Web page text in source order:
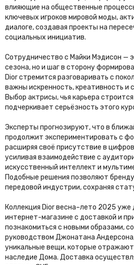
влияющие на общественные
ключевых игроков мировой моды,
диалоге, создавая проекты на
социальных инициатив.
Сотрудничество с Майки Мэдисон —
сезона, но и шаг в сторону
Dior стремится разговаривать с
важны искренность, креативность и
Выбор актрисы, чья карьера
подчеркивает серьёзность этого
Эксперты прогнозируют, что в
продолжит экспериментировать с
расширяя своё присутствие в
усиливая взаимодействие с
искусственный интеллект и
Подобные решения позволяют
передовой индустрии, сохраняя
Коллекция Dior весна–лето 2025
интернет-магазине с доставкой и
познакомиться с новыми образами,
руководством Джонатана
уникальные вещи, которые
наследие Дома. Доставка